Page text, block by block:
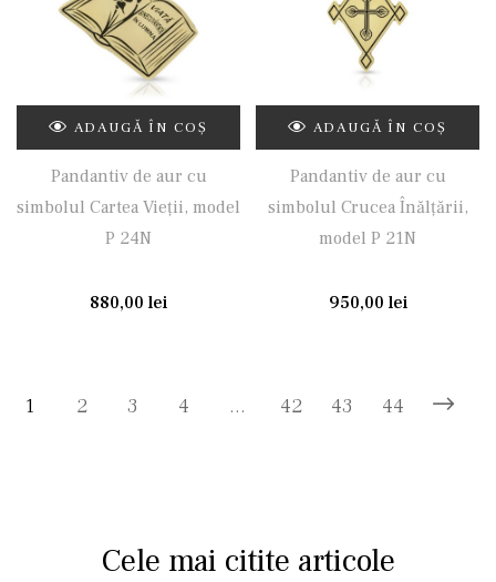
ADAUGĂ ÎN COȘ
Pandantiv de aur cu
simbolul Cartea Vieții, model
P 24N
880,00 lei
ADAUGĂ ÎN COȘ
Pandantiv de aur cu
simbolul Crucea Înălțării,
model P 21N
950,00 lei
1 2 3 4 … 42 43 44
Cele mai citite articole